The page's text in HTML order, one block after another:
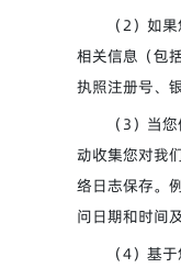
（2）如
相关信息（包
执照注册号、
（3）当
动收集您对我
络日志保存。
问日期和时间
（4）基